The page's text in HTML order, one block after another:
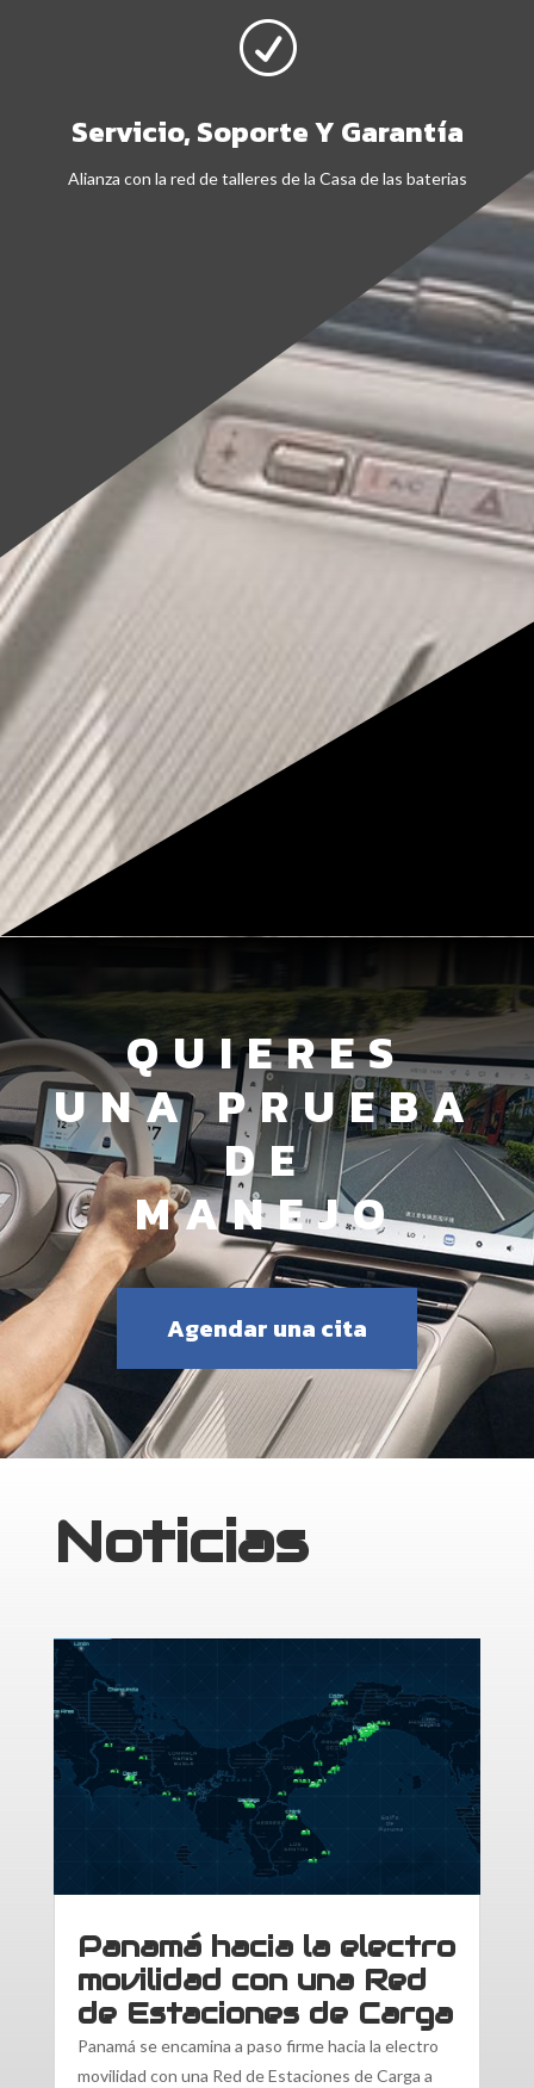
R
Servicio, Soporte Y Garantía
Alianza con la red de talleres de la Casa de las baterias
QUIERES
UNA PRUEBA
DE
MANEJO
Agendar una cita
Noticias
Panamá hacia la electro
movilidad con una Red
de Estaciones de Carga
Panamá se encamina a paso firme hacia la electro
movilidad con una Red de Estaciones de Carga a